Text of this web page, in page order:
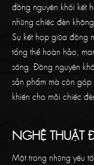
đồng nguyên khối kết
những chiếc đèn
Sự kết hợp giữa đồng
tổng thể hoàn hảo,
sống. Đồng nguyên
sản phẩm mà còn
khiến cho mỗi chiếc
NGHỆ THUẬT
Một trong những yếu